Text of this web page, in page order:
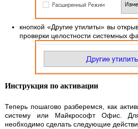
кнопкой «Другие утилиты» вы
проверки целостности системных
Инструкция по активации
Теперь пошагово разберемся, как
систему или Майкрософт Офис.
необходимо сделать следующие